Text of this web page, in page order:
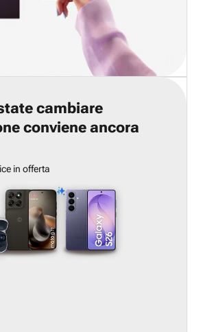
cambiare
conviene ancora
in offerta